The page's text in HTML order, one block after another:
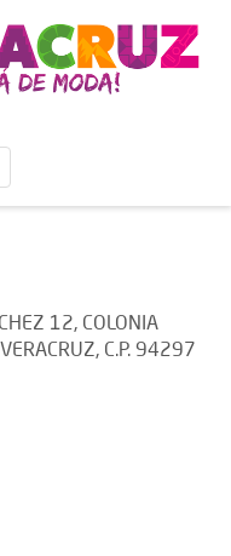
12, COLONIA
C.P. 94297